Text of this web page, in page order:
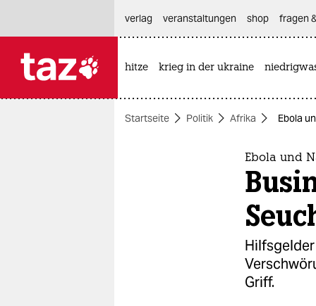
themen
verlag
veranstaltungen shop fragen
hitze krieg in der ukraine
Startseite Politik Afrika Ebola
Ebola und
Griff.